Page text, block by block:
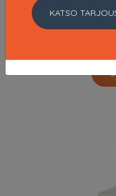
Dualsenses Ultra
KATSO